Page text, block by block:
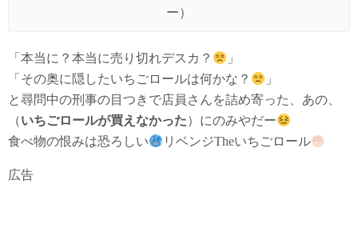
ー）
「本当に？本当に売り切れデスカ？
」
「その奥に隠したいちごロールは何かな？
」
と尋問中の刑事の目つきで店員さんを詰め寄った、あの、
（いちごロールが買えなかった）にのみやだー
食べ物の恨みは恐ろしい
リベンジTheいちごロール
広告